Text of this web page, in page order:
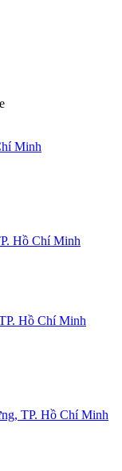
Minh
Hồ Chí Minh
Hồ Chí Minh
TP. Hồ Chí Minh